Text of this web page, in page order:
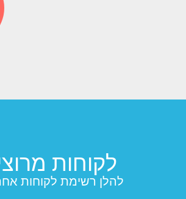
לקוחות
להלן רשימת לקוחות